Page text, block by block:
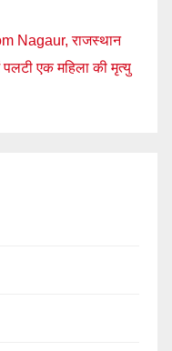
Nagaur, राजस्थान
पलटी एक महिला की मृत्यु